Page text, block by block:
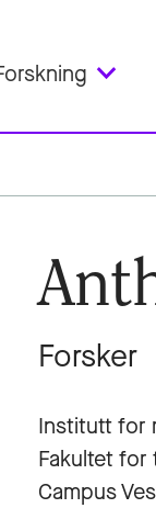
Forsker
Institutt for
Fakultet for
Campus